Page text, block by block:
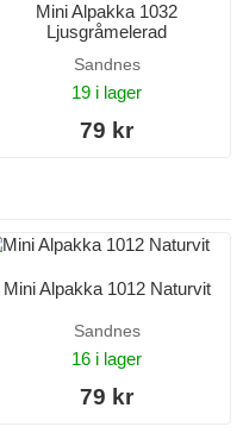
Mini Alpakka 1032
Ljusgråmelerad
Sandnes
19 i lager
79 kr
Mini Alpakka 1012 Naturvit
Sandnes
16 i lager
79 kr